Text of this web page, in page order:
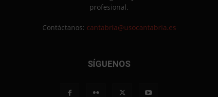
profesional.
Contáctanos: cantabria@usocantabria.es
SÍGUENOS